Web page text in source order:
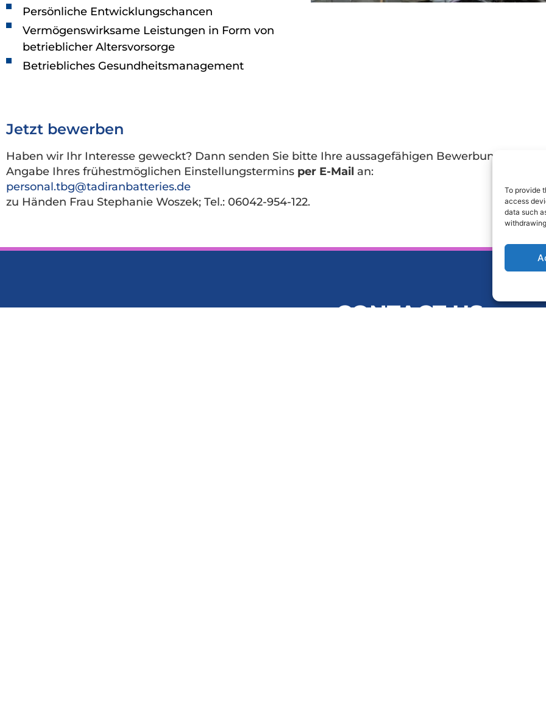
To provide
access
data such
Persönliche Entwicklungschancen
Vermögenswirksame Leistungen in Form von
betrieblicher Altersvorsorge
Betriebliches Gesundheitsmanagement
Jetzt bewerben
Haben wir Ihr Interesse geweckt? Dann senden Sie bitte Ihre aussagefähigen
Angabe Ihres frühestmöglichen Einstellungstermins per E-Mail an:
personal.tbg@tadiranbatteries.de
zu Händen Frau Stephanie Woszek; Tel.: 06042-954-122.
CONTACT US